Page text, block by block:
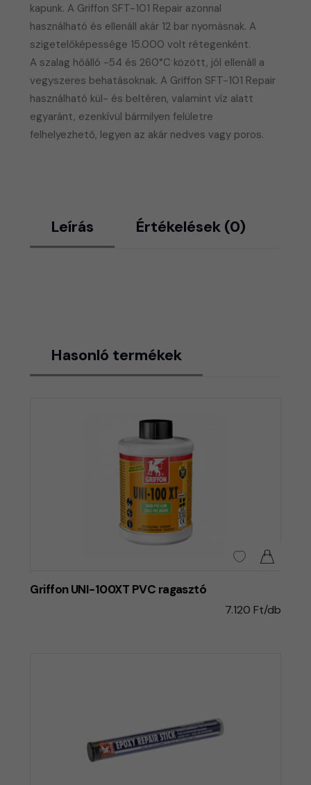
kapunk. A Griffon SFT-101 Repair azonnal
használható és ellenáll akár 12 bar nyomásnak. A
szigetelőképessége 15.000 volt rétegenként.
​A szalag hőálló -54 és 260°C között, jól ellenáll a
vegyszeres behatásoknak. A Griffon SFT-101 Repair
használható kül- és beltéren, valamint víz alatt
egyaránt, ezenkívül bármilyen felületre
felhelyezhető, legyen az akár nedves vagy poros.
Leírás Értékelések (0)
Hasonló termékek
Griffon UNI-100XT PVC ragasztó
7.120 Ft/db